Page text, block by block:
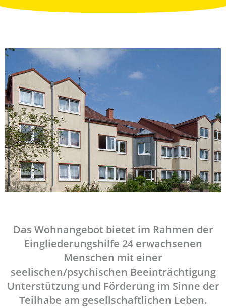
Das Wohnangebot bietet im Rahmen der
Eingliederungshilfe 24 erwachsenen
Menschen mit einer
seelischen/psychischen Beeinträchtigung
Unterstützung und Förderung im Sinne der
Teilhabe am gesellschaftlichen Leben.